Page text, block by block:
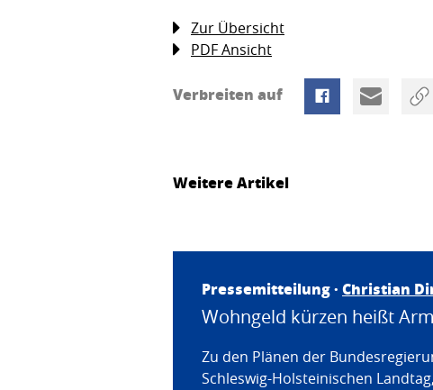
Zur Übersicht
PDF Ansicht
Verbreiten auf
Weitere Artikel
Pressemitteilung · Christian
Wohngeld kürzen heißt
Zu den Plänen der
Schleswig-Holsteinischen